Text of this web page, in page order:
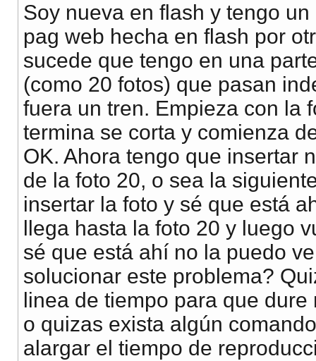
Soy nueva en flash y tengo
pag web hecha en flash por
sucede que tengo en una
(como 20 fotos) que pasan
fuera un tren. Empieza con la
termina se corta y comienza
OK. Ahora tengo que insertar
de la foto 20, o sea la
insertar la foto y sé que está
llega hasta la foto 20 y luego
sé que está ahí no la puedo
solucionar este problema?
linea de tiempo para que
o quizas exista algún
alargar el tiempo de